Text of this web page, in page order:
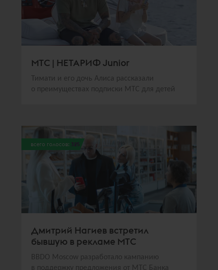
МТС | НЕТАРИФ Junior
Тимати и его дочь Алиса рассказали
о преимуществах подписки МТС для детей
всего голосов: 325
Дмитрий Нагиев встретил
бывшую в рекламе МТС
BBDO Moscow разработало кампанию
в поддержку предложения от МТС Банка